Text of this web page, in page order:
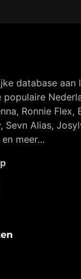
database aan
Ronnie Flex,
Sevn Alias,
en meer…